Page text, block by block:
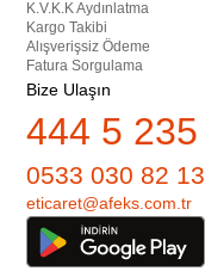
K.V.K.K Aydınlatma
Kargo Takibi
Alışverişsiz Ödeme
Fatura Sorgulama
Bize Ulaşın
444 5 235
0533 030 82 13
eticaret@afeks.com.tr